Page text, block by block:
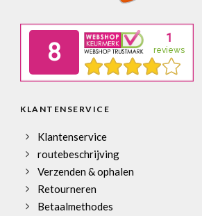
KLANTENSERVICE
Klantenservice
routebeschrijving
Verzenden & ophalen
Retourneren
Betaalmethodes